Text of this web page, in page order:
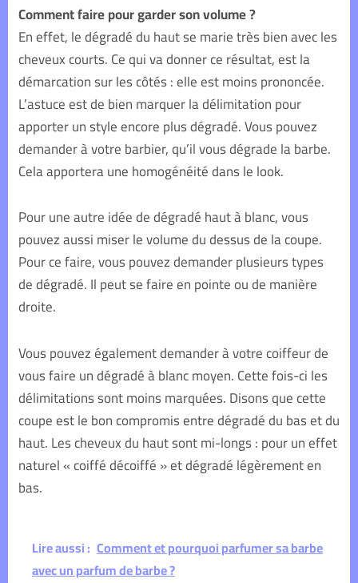
Comment faire pour garder son volume ?
En effet, le dégradé du haut se marie très bien avec les
cheveux courts. Ce qui va donner ce résultat, est la
démarcation sur les côtés : elle est moins prononcée.
L’astuce est de bien marquer la délimitation pour
apporter un style encore plus dégradé. Vous pouvez
demander à votre barbier, qu’il vous dégrade la barbe.
Cela apportera une homogénéité dans le look.
Pour une autre idée de dégradé haut à blanc, vous
pouvez aussi miser le volume du dessus de la coupe.
Pour ce faire, vous pouvez demander plusieurs types
de dégradé. Il peut se faire en pointe ou de manière
droite.
Vous pouvez également demander à votre coiffeur de
vous faire un dégradé à blanc moyen. Cette fois-ci les
délimitations sont moins marquées. Disons que cette
coupe est le bon compromis entre dégradé du bas et du
haut. Les cheveux du haut sont mi-longs : pour un effet
naturel « coiffé décoiffé » et dégradé légèrement en
bas.
Lire aussi : Comment et pourquoi parfumer sa barbe
avec un parfum de barbe ?